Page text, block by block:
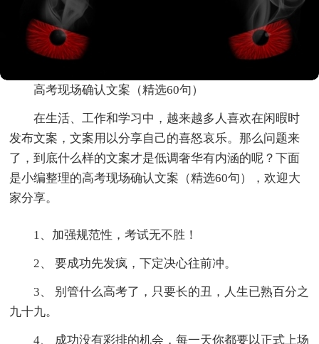
高考现场确认文案（精选60句）
在生活、工作和学习中，越来越多人喜欢在闲暇时
发布文案，文案用以分享自己的喜怒哀乐。那么问题来
了，到底什么样的文案才是低调奢华有内涵的呢？下面
是小编整理的高考现场确认文案（精选60句），欢迎大
家分享。
1、加强规范性，考试无不胜！
2、 要成功先发疯，下定决心往前冲。
3、 别管什么高考了，只要长的丑，人生已熟百分之
九十九。
4、 成功没有彩排的机会，每一天你都要以正式上场